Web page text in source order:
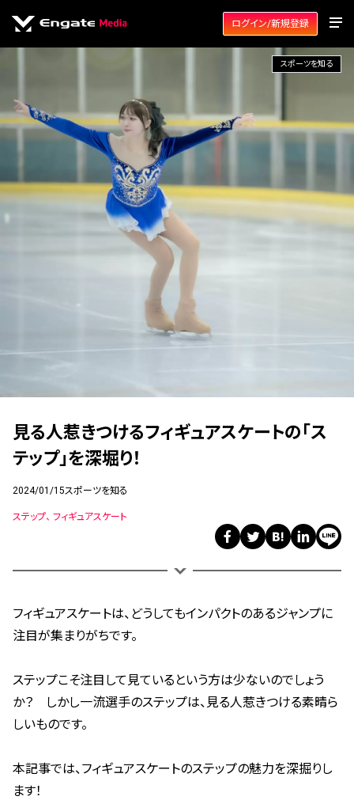
ログイン/新規登録
スポーツを知る
見る人惹きつけるフィギュアスケートの「ス
テップ」を深堀り！
2024/01/15スポーツを知る
ステップ フィギュアスケート
フィギュアスケートは、どうしてもインパクトのあるジャンプに
注目が集まりがちです。
ステップこそ注目して見ているという方は少ないのでしょう
か？
しかし一流選手のステップは、見る人惹きつける素晴ら
しいものです。
本記事では、フィギュアスケートのステップの魅力を深掘りし
ます！